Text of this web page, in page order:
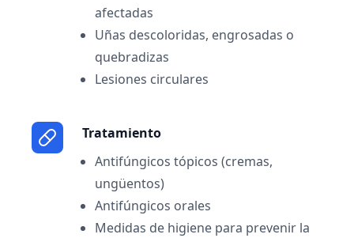
afectadas
Uñas descoloridas, engrosadas o
quebradizas
Lesiones circulares
Tratamiento
Antifúngicos tópicos (cremas,
ungüentos)
Antifúngicos orales
Medidas de higiene para prevenir la